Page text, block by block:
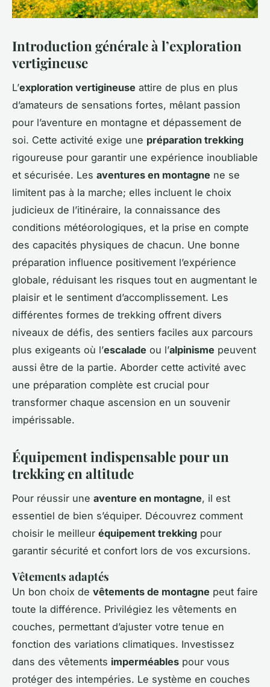
Introduction générale à l’exploration
vertigineuse
L’exploration vertigineuse attire de plus en plus
d’amateurs de sensations fortes, mêlant passion
pour l’aventure en montagne et dépassement de
soi. Cette activité exige une préparation trekking
rigoureuse pour garantir une expérience inoubliable
et sécurisée. Les aventures en montagne ne se
limitent pas à la marche; elles incluent le choix
judicieux de l’itinéraire, la connaissance des
conditions météorologiques, et la prise en compte
des capacités physiques de chacun. Une bonne
préparation influence positivement l’expérience
globale, réduisant les risques tout en augmentant le
plaisir et le sentiment d’accomplissement. Les
différentes formes de trekking offrent divers
niveaux de défis, des sentiers faciles aux parcours
plus exigeants où l’escalade ou l’alpinisme peuvent
aussi être de la partie. Aborder cette activité avec
une préparation complète est crucial pour
transformer chaque ascension en un souvenir
impérissable.
Équipement indispensable pour un
trekking en altitude
Pour réussir une aventure en montagne, il est
essentiel de bien s’équiper. Découvrez comment
choisir le meilleur équipement trekking pour
garantir sécurité et confort lors de vos excursions.
Vêtements adaptés
Un bon choix de vêtements de montagne peut faire
toute la différence. Privilégiez les vêtements en
couches, permettant d’ajuster votre tenue en
fonction des variations climatiques. Investissez
dans des vêtements imperméables pour vous
protéger des intempéries. Le système en couches